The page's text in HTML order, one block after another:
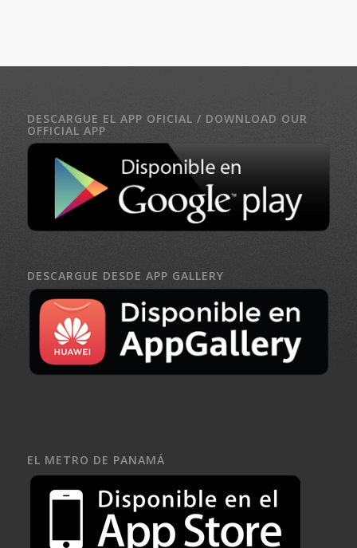
DESCARGUE EL APP OFICIAL / DOWNLOAD OUR
OFFICIAL APP
DESCARGUE DESDE APP GALLERY
EL METRO DE PANAMÁ